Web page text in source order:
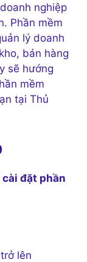
nghiệp
Phần mềm
lý doanh
bán hàng
sẽ hướng
mềm
tại Thủ
cài đặt phần
lên